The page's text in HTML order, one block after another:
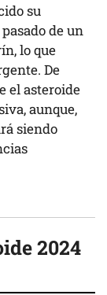
su
de un
lo que
De
el asteroide
aunque,
siendo
2024